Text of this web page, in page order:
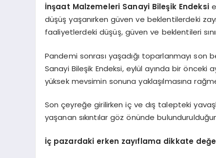
İnşaat Malzemeleri Sanayi Bileşik Endeksi
düşüş yaşanırken güven ve beklentilerdeki
faaliyetlerdeki düşüş, güven ve beklentileri
Pandemi sonrası yaşadığı toparlanmayı
Sanayi Bileşik Endeksi, eylül ayında bir önceki
yüksek mevsimin sonuna yaklaşılmasına
Son çeyreğe girilirken iç ve dış talepteki
yaşanan sıkıntılar göz önünde
İç pazardaki erken zayıflama dikkate